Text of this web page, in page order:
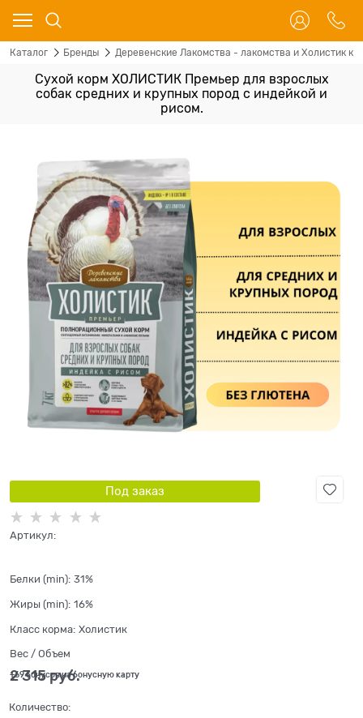
Каталог Бренды Деревенские Лакомства - лакомства и Холистик
Сухой корм ХОЛИСТИК Премьер для взрослых
собак средних и крупных пород с индейкой и
рисом.
Под заказ
Артикул:
Белки (min): 31%
Жиры (min): 16%
Класс корма: Холистик
Вес / Объем
2 315 руб.
+69 бонусов на бонусную карту
Количество: